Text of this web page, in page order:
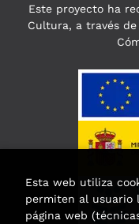
Este proyecto ha
Cultura, a través
Esta web utiliza
permiten al usuario
página web